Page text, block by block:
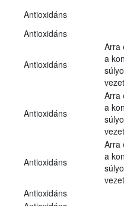
Antioxidáns
Antioxidáns
Antioxidáns
Arra
a
Antioxidáns
Arra
a
Antioxidáns
Arra
a
Antioxidáns